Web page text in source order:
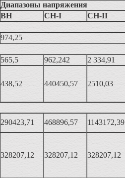
Диапазоны напряжения
ВН
СН-I СН-II
974,25
565,5 962,242 2 334,91
438,52 440450,57 2510,03
290423,71 468896,57 1143172,39
328207,12 328207,12 328207,12